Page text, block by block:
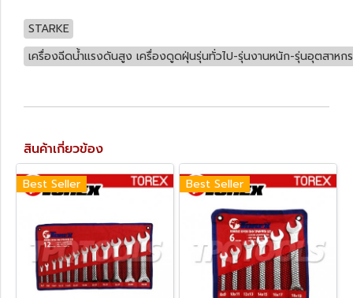
STARKE
เครื่องฉีดน้ำแรงดันสูง เครื่องดูดฝุ่นรุ่นทั่วไป-รุ่นงานหนัก-รุ่นอุตสาหก
สินค้าเกี่ยวข้อง
Best Seller Best Seller